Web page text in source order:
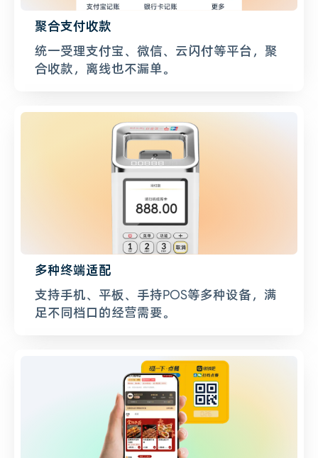
聚合支付收款
统一受理支付宝、微信、云闪付等平台，聚
合收款，离线也不漏单。
多种终端适配
支持手机、平板、手持POS等多种设备，满
足不同档口的经营需要。